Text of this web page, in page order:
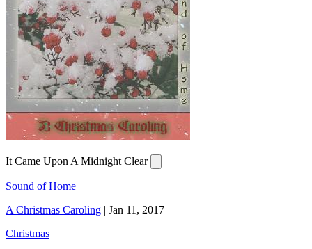
It Came Upon A Midnight Clear
Sound of Home
A Christmas Caroling | Jan 11, 2017
Christmas